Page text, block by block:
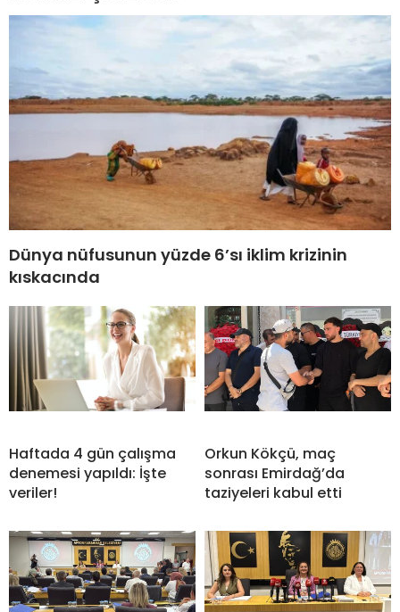
Dünya nüfusunun yüzde 6’sı iklim krizinin
kıskacında
Haftada 4 gün çalışma
denemesi yapıldı: İşte
veriler!
Orkun Kökçü, maç
sonrası Emirdağ’da
taziyeleri kabul etti